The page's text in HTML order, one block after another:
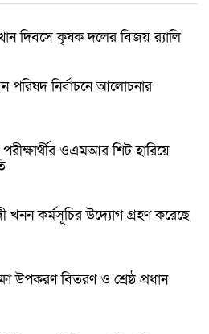
দিবসে কৃষক দলের বিজয় র‍্যালি
পরিষদ নির্বাচনে আলোচনার
ওএমআর শিট হারিয়ে
খনন কর্মসূচির উদ্যোগ গ্রহণ করেছে
উপকরণ বিতরণ ও শ্রেষ্ঠ প্রধান